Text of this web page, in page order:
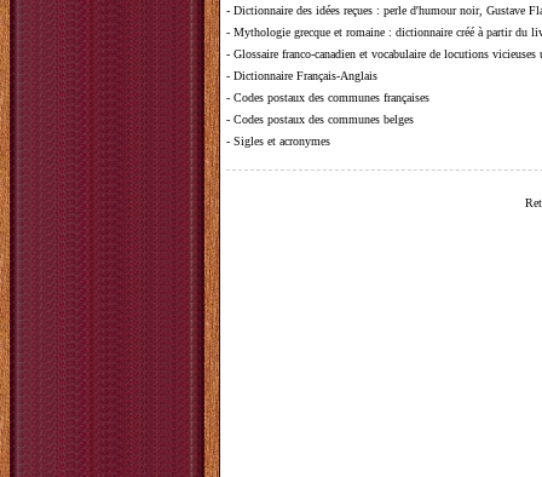
- Dictionnaire des idées reçues : perle d'humour noir, Gustave
- Mythologie grecque et romaine : dictionnaire créé à partir du
- Glossaire franco-canadien et vocabulaire de locutions vicieuses
- Dictionnaire Français-Anglais
- Codes postaux des communes françaises
- Codes postaux des communes belges
- Sigles et acronymes